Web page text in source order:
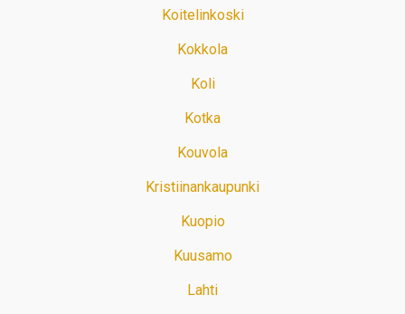
Koitelinkoski
Kokkola
Koli
Kotka
Kouvola
Kristiinankaupunki
Kuopio
Kuusamo
Lahti